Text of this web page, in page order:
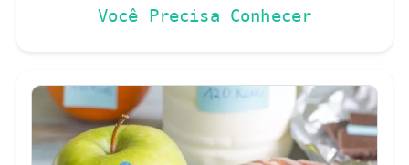
Você Precisa Conhecer